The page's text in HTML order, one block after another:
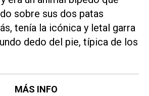
sobre sus dos patas
tenía la icónica y letal garra
dedo del pie, típica de los
MÁS INFO